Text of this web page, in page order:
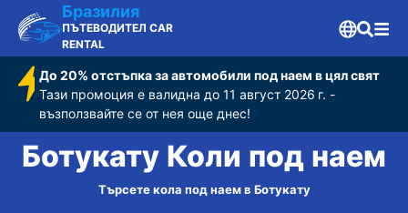
Бразилия
ПЪТЕВОДИТЕЛ CAR
RENTAL
До 20% отстъпка за автомобили под наем в цял свят
Тази промоция е валидна до 11 август 2026 г. -
възползвайте се от нея още днес!
Ботукату Коли под наем
Търсете кола под наем в Ботукату